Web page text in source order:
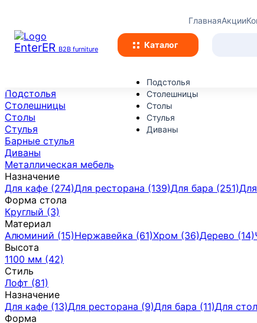
EnterER B2B furniture
ГлавнаяАкции
Каталог
Подстолья
Столешницы
Столы
Стулья
Диваны
Подстолья
Столешницы
Столы
Стулья
Барные стулья
Диваны
Металлическая мебель
Назначение
Для кафе (274)Для ресторана (139)Для бара (251)
Форма стола
Круглый (3)
Материал
Алюминий (15)Нержавейка (61)Хром (36)Дерево (14)
Высота
1100 мм (42)
Стиль
Лофт (81)
Назначение
Для кафе (13)Для ресторана (9)Для бара (11)Для
Форма